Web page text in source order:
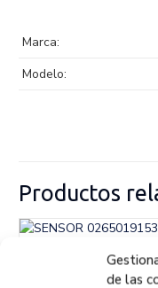
de las
Marca:
Modelo:
Productos
SENSOR
Recambios » OTROS...